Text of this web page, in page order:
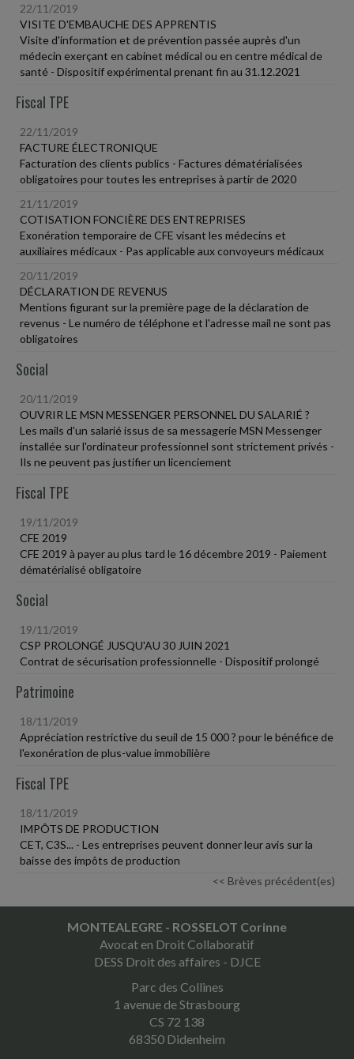
22/11/2019
VISITE D'EMBAUCHE DES APPRENTIS
Visite d'information et de prévention passée auprès d'un
médecin exerçant en cabinet médical ou en centre médical de
santé - Dispositif expérimental prenant fin au 31.12.2021
Fiscal TPE
22/11/2019
FACTURE ÉLECTRONIQUE
Facturation des clients publics - Factures dématérialisées
obligatoires pour toutes les entreprises à partir de 2020
21/11/2019
COTISATION FONCIÈRE DES ENTREPRISES
Exonération temporaire de CFE visant les médecins et
auxiliaires médicaux - Pas applicable aux convoyeurs médicaux
20/11/2019
DÉCLARATION DE REVENUS
Mentions figurant sur la première page de la déclaration de
revenus - Le numéro de téléphone et l'adresse mail ne sont pas
obligatoires
Social
20/11/2019
OUVRIR LE MSN MESSENGER PERSONNEL DU SALARIÉ ?
Les mails d'un salarié issus de sa messagerie MSN Messenger
installée sur l'ordinateur professionnel sont strictement privés -
Ils ne peuvent pas justifier un licenciement
Fiscal TPE
19/11/2019
CFE 2019
CFE 2019 à payer au plus tard le 16 décembre 2019 - Paiement
dématérialisé obligatoire
Social
19/11/2019
CSP PROLONGÉ JUSQU'AU 30 JUIN 2021
Contrat de sécurisation professionnelle - Dispositif prolongé
Patrimoine
18/11/2019
Appréciation restrictive du seuil de 15 000 ? pour le bénéfice de
l'exonération de plus-value immobilière
Fiscal TPE
18/11/2019
IMPÔTS DE PRODUCTION
CET, C3S... - Les entreprises peuvent donner leur avis sur la
baisse des impôts de production
<< Brèves précédent(es)
MONTEALEGRE - ROSSELOT Corinne
Avocat en Droit Collaboratif
DESS Droit des affaires - DJCE
Parc des Collines
1 avenue de Strasbourg
CS 72 138
68350 Didenheim